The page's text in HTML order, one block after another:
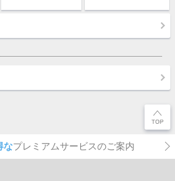
なプレミアムサービスのご案内